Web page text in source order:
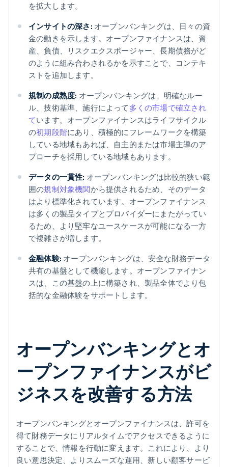
を拡大します。
インサイトの深さ: オープンバンキングは、日々の資
金の動きを示します。オープンファイナンスは、資
産、負債、リスクエクスポージャー、長期債務がど
のように組み合わされるかを示すことで、コンテキ
ストを追加します。
規制の成熟度: オープンバンキングは、明確なルー
ル、技術基準、施行によって 多くの市場で確立され
ています。オープンファイナンスはライフサイクル
の初期段階にあり、積極的にフレームワークを構築
している地域もあれば、自主的または市場主導のア
プローチを採用している地域もあります。
データの一貫性: オープンバンキングは比較的狭い範
囲の規制対象機関から提供されるため、そのデータ
はより標準化されています。オープンファイナンス
は多くの製品タイプとプロバイダーにまたがってい
るため、より堅牢なユースケースが可能になる一方
で複雑さが増します。
金融体験: オープンバンキングは、安全な財務データ
共有の基盤として機能します。オープンファイナン
スは、この基盤の上に構築され、製品全体でより包
括的な金融体験をサポートします。
オープンバンキングとオ
ープンファイナンスがビ
ジネスを改善する方法
オープンバンキングとオープンファイナンスは、許可を
得て財務データにリアルタイムでアクセスできるように
することで、情報を行動に変えます。これにより、より
良い意思決定、よりスムーズな運用、新しい顧客サービ